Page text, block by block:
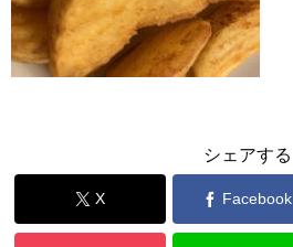
シェアする
X Facebook